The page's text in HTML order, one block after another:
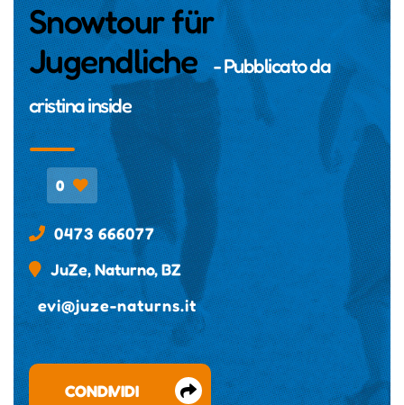
Snowtour für
Jugendliche- Pubblicato da
cristina inside
0
0473 666077
JuZe, Naturno, BZ
evi@juze-naturns.it
CONDIVIDI